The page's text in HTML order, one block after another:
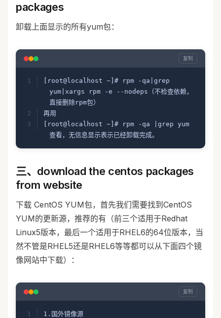
packages
卸载上面显示的所有yum包：
复制
[root@localhost ~]# rpm -qa|grep
yum|xargs rpm -e --nodeps（不检查依赖，
直接删除rpm包）
再用
[root@localhost ~]# rpm -qa |grep yum
查看，无信息显示表示已经卸载完成。
三、download the centos packages
from website
下载 CentOS YUM包，首先我们需要找到CentOS
YUM的更新源，推荐的有（前三个适用于Redhat
Linux5版本，最后一个适用于RHEL6的64位版本，当
然不管是RHEL5还是RHEL6等等都可以从下面四个镜
像网站中下载）：
复制
1.国外镜像源